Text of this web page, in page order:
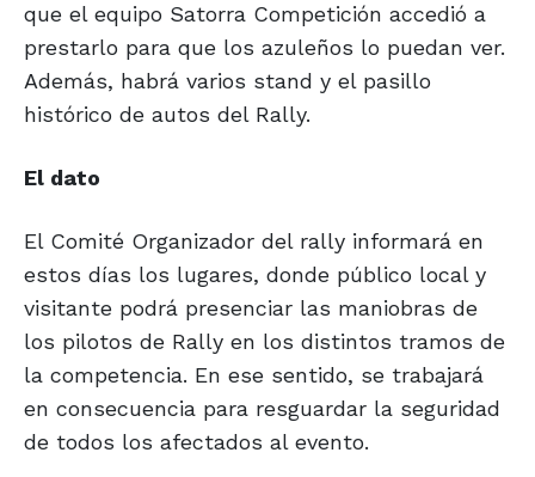
que el equipo Satorra Competición accedió a
prestarlo para que los azuleños lo puedan ver.
Además, habrá varios stand y el pasillo
histórico de autos del Rally.
El dato
El Comité Organizador del rally informará en
estos días los lugares, donde público local y
visitante podrá presenciar las maniobras de
los pilotos de Rally en los distintos tramos de
la competencia. En ese sentido, se trabajará
en consecuencia para resguardar la seguridad
de todos los afectados al evento.